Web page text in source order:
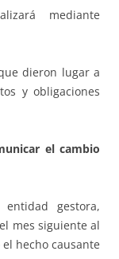
mediante
dieron lugar a
y obligaciones
el cambio
gestora,
mes siguiente al
hecho causante